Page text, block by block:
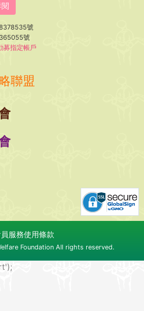
號
號
募指定帳戶
聯盟
服務使用條款
Foundation All rights reserved.